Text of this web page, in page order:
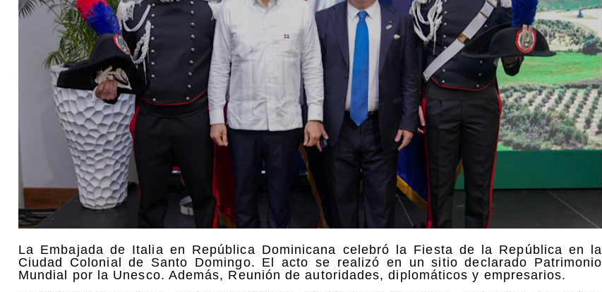
La Embajada de Italia en República Dominicana celebró la Fiesta de la República en la
Ciudad Colonial de Santo Domingo. El acto se realizó en un sitio declarado Patrimonio
Mundial por la Unesco. Además, Reunión de autoridades, diplomáticos y empresarios.